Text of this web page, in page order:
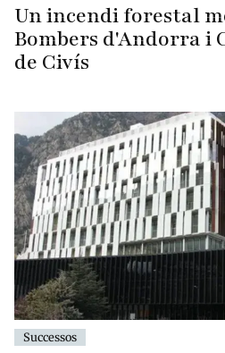
Un incendi forestal
Bombers d'Andorra i
de Civís
Successos